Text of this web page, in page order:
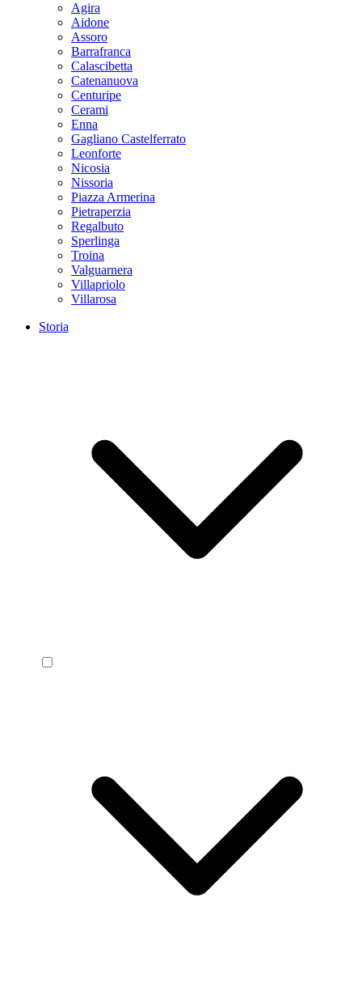
Agira
Aidone
Assoro
Barrafranca
Calascibetta
Catenanuova
Centuripe
Cerami
Enna
Gagliano Castelferrato
Leonforte
Nicosia
Nissoria
Piazza Armerina
Pietraperzia
Regalbuto
Sperlinga
Troina
Valguarnera
Villapriolo
Villarosa
Storia